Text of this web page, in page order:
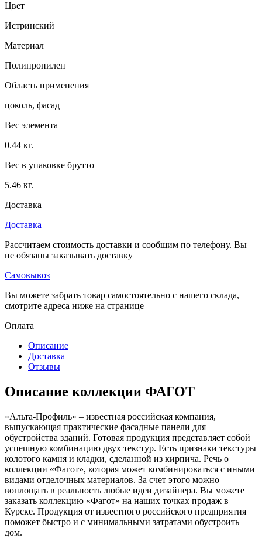
Цвет
Истринский
Материал
Полипропилен
Область применения
цоколь, фасад
Вес элемента
0.44 кг.
Вес в упаковке брутто
5.46 кг.
Доставка
Доставка
Рассчитаем стоимость доставки и сообщим по телефону. Вы
не обязаны заказывать доставку
Самовывоз
Вы можете забрать товар самостоятельно с нашего склада,
смотрите адреса ниже на странице
Оплата
Описание
Доставка
Отзывы
Описание коллекции ФАГОТ
«Альта-Профиль» – известная российская компания,
выпускающая практические фасадные панели для
обустройства зданий. Готовая продукция представляет собой
успешную комбинацию двух текстур. Есть признаки текстуры
колотого камня и кладки, сделанной из кирпича. Речь о
коллекции «Фагот», которая может комбинироваться с иными
видами отделочных материалов. За счет этого можно
воплощать в реальность любые идеи дизайнера. Вы можете
заказать коллекцию «Фагот» на наших точках продаж в
Курске. Продукция от известного российского предприятия
поможет быстро и с минимальными затратами обустроить
дом.